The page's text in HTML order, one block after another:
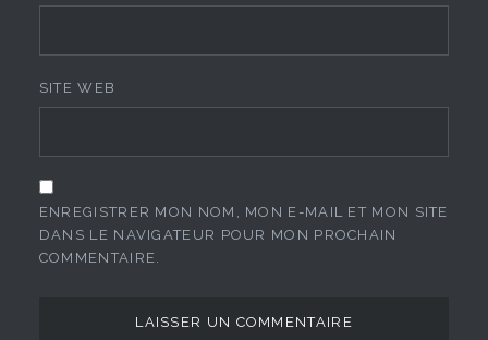
SITE WEB
ENREGISTRER MON NOM, MON E-MAIL ET MON SITE
DANS LE NAVIGATEUR POUR MON PROCHAIN
COMMENTAIRE.